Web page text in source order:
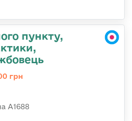
пункту,
грн
А1688